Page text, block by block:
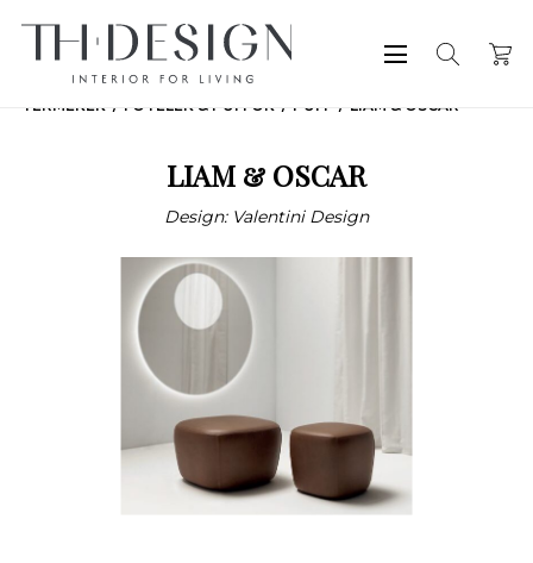
TERMÉKEK FOTELEK & PUFFOK PUFF LIAM & OSCAR
LIAM & OSCAR
Design: Valentini Design